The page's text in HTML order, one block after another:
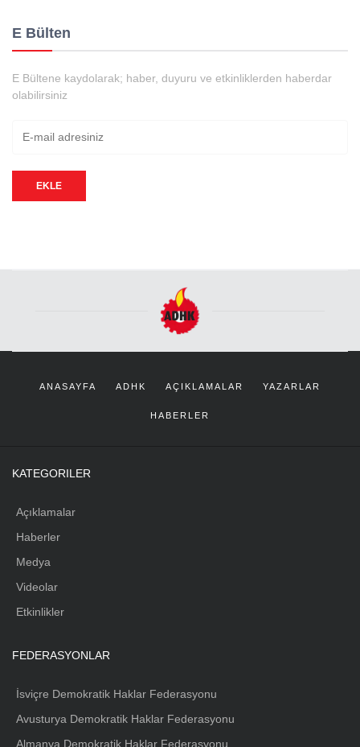
E Bülten
E Bültene kaydolarak; haber, duyuru ve etkinliklerden haberdar
olabilirsiniz
EKLE
ANASAYFA ADHK AÇIKLAMALAR YAZARLAR
HABERLER
KATEGORILER
Açıklamalar
Haberler
Medya
Videolar
Etkinlikler
FEDERASYONLAR
İsviçre Demokratik Haklar Federasyonu
Avusturya Demokratik Haklar Federasyonu
Almanya Demokratik Haklar Federasyonu